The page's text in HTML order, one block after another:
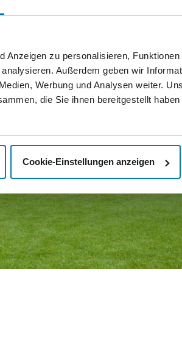
Anzeigen zu personalisieren,
Außerdem geben wir
Werbung und Analysen weiter.
die Sie ihnen bereitgestellt
Cookie-Einstellungen anzeigen